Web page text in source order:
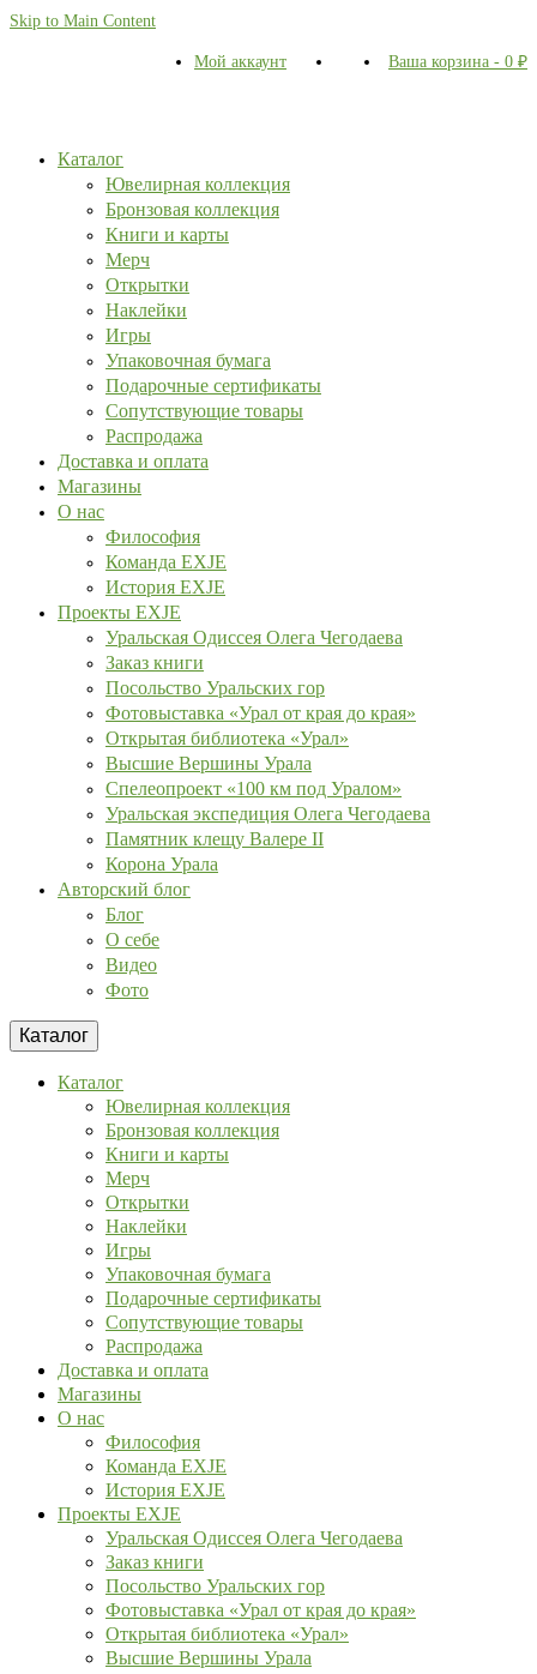
Skip to Main Content
Мой аккаунт Ваша корзина - 0 ₽
Каталог
Ювелирная коллекция
Бронзовая коллекция
Книги и карты
Мерч
Открытки
Наклейки
Игры
Упаковочная бумага
Подарочные сертификаты
Сопутствующие товары
Распродажа
Доставка и оплата
Магазины
О нас
Философия
Команда EXJE
История EXJE
Проекты EXJE
Уральская Одиссея Олега Чегодаева
Заказ книги
Посольство Уральских гор
Фотовыставка «Урал от края до края»
Открытая библиотека «Урал»
Высшие Вершины Урала
Спелеопроект «100 км под Уралом»
Уральская экспедиция Олега Чегодаева
Памятник клещу Валере II
Корона Урала
Авторский блог
Блог
О себе
Видео
Фото
Каталог
Каталог
Ювелирная коллекция
Бронзовая коллекция
Книги и карты
Мерч
Открытки
Наклейки
Игры
Упаковочная бумага
Подарочные сертификаты
Сопутствующие товары
Распродажа
Доставка и оплата
Магазины
О нас
Философия
Команда EXJE
История EXJE
Проекты EXJE
Уральская Одиссея Олега Чегодаева
Заказ книги
Посольство Уральских гор
Фотовыставка «Урал от края до края»
Открытая библиотека «Урал»
Высшие Вершины Урала